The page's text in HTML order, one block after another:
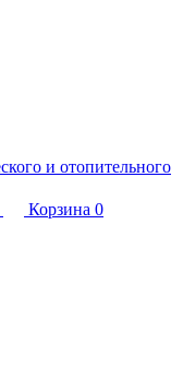
Корзина 0